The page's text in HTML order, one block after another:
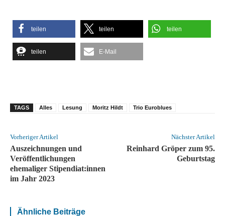
teilen teilen teilen
teilen E-Mail
TAGS Alles Lesung Moritz Hildt Trio Euroblues
Vorheriger Artikel
Auszeichnungen und
Veröffentlichungen
ehemaliger Stipendiat:innen
im Jahr 2023
Nächster Artikel
Reinhard Gröper zum 95.
Geburtstag
Ähnliche Beiträge